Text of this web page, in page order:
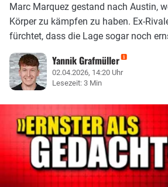
Marc Marquez gestand nach Austin,
Körper zu kämpfen zu haben. Ex-
fürchtet, dass die Lage sogar noch
Yannik Grafmüller
02.04.2026, 14:20 Uhr
Lesezeit: 3 Min